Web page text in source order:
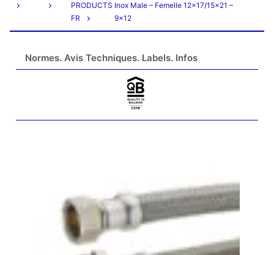
PRODUCTS
FR
Inox Male – Femelle 12×17/15×21 –
9×12
Normes. Avis Techniques. Labels. Infos